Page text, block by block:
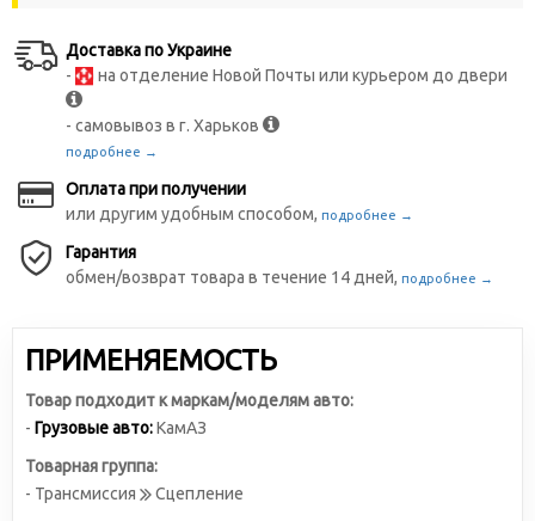
Доставка по Украине
-
на отделение Новой Почты или курьером до двери
- самовывоз в г. Харьков
подробнее →
Оплата при получении
или другим удобным способом, подробнее →
Гарантия
обмен/возврат товара в течение 14 дней, подробнее →
ПРИМЕНЯЕМОСТЬ
Товар подходит к маркам/моделям авто:
- Грузовые авто:КамАЗ
Товарная группа:
- Трансмиссия
Сцепление